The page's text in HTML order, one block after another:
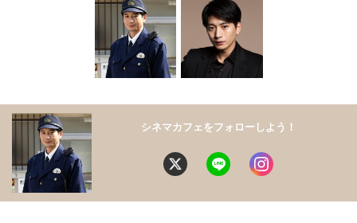
シネマカフェをフォローしよう！